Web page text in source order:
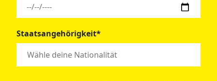
Staatsangehörigkeit*